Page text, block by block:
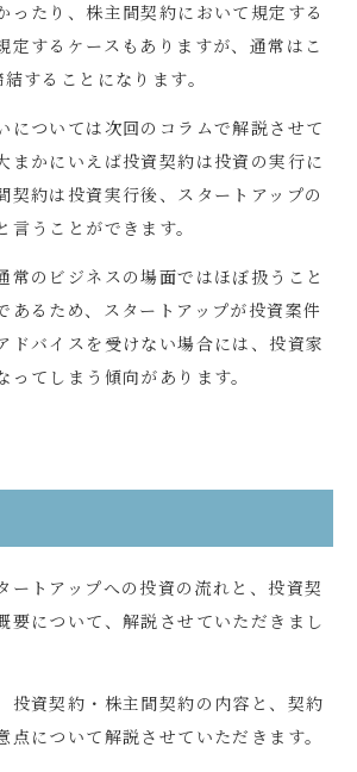
ったり、株主間契約において規定する
定するケースもありますが、通常はこ
することになります。
については次回のコラムで解説させて
まかにいえば投資契約は投資の実行に
契約は投資実行後、スタートアップの
うことができます。
常のビジネスの場面ではほぼ扱うこと
あるため、スタートアップが投資案件
ドバイスを受けない場合には、投資家
てしまう傾向があります。
ートアップへの投資の流れと、投資契
要について、解説させていただきまし
投資契約・株主間契約の内容と、契約
点について解説させていただきます。